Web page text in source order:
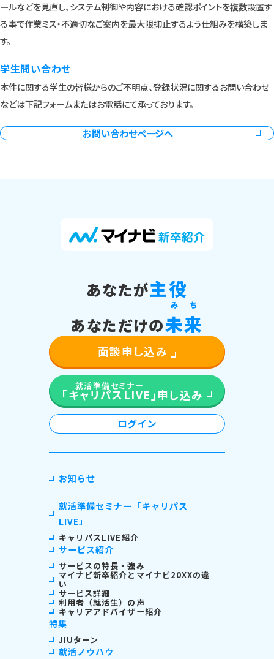
ールなどを見直し、システム制御や内容における確認ポイントを複数設置す
る事で作業ミス・不適切なご案内を最大限抑止するよう仕組みを構築しま
す。
学生問い合わせ
本件に関する学生の皆様からのご不明点、登録状況に関するお問い合わせ
などは下記フォームまたはお電話にて承っております。
お問い合わせページへ
あなたが主役
あなただけの未
み
来
ち
面談申し込み
就活準備セミナー
「キャリパスLIVE」申し込み
ログイン
お知らせ
就活準備セミナー「キャリパス
LIVE」
キャリパスLIVE紹介
サービス紹介
サービスの特長・強み
マイナビ新卒紹介とマイナビ20XXの違
い
サービス詳細
利用者（就活生）の声
キャリアアドバイザー紹介
特集
JIUターン
就活ノウハウ